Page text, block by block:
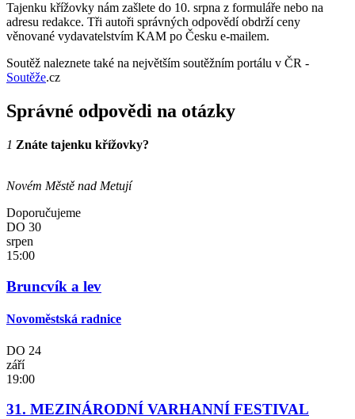
Tajenku křížovky nám zašlete do 10. srpna z formuláře nebo na
adresu redakce. Tři autoři správných odpovědí obdrží ceny
věnované vydavatelstvím KAM po Česku e­‑mailem.
Soutěž naleznete také na největším soutěžním portálu v ČR -
Soutěže.cz
Správné odpovědi na otázky
1 Znáte tajenku křížovky?
Novém Městě nad Metují
Doporučujeme
DO 30
srpen
15:00
Bruncvík a lev
Novoměstská radnice
DO 24
září
19:00
31. MEZINÁRODNÍ VARHANNÍ FESTIVAL